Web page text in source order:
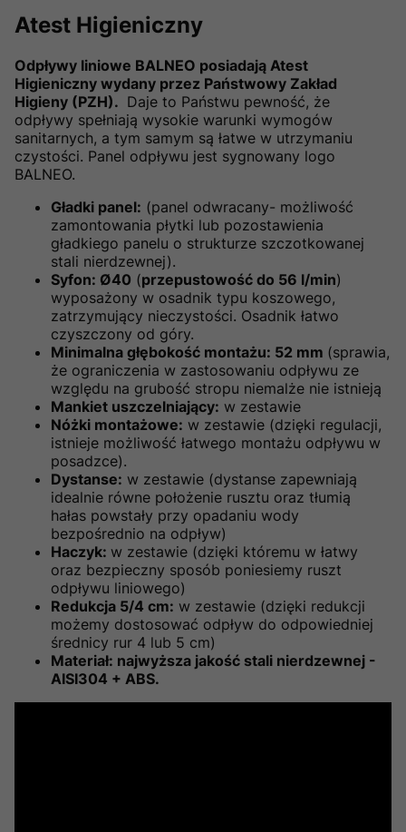
Atest Higieniczny
Odpływy liniowe BALNEO posiadają Atest
Higieniczny wydany przez Państwowy Zakład
Higieny (PZH). Daje to Państwu pewność, że
odpływy spełniają wysokie warunki wymogów
sanitarnych, a tym samym są łatwe w utrzymaniu
czystości. Panel odpływu jest sygnowany logo
BALNEO.
Gładki panel: (panel odwracany- możliwość
zamontowania płytki lub pozostawienia
gładkiego panelu o strukturze szczotkowanej
stali nierdzewnej).
Syfon: Ø40 (przepustowość do 56 l/min)
wyposażony w osadnik typu koszowego,
zatrzymujący nieczystości. Osadnik łatwo
czyszczony od góry.
Minimalna głębokość montażu: 52 mm (sprawia,
że ograniczenia w zastosowaniu odpływu ze
względu na grubość stropu niemalże nie istnieją
Mankiet uszczelniający: w zestawie
Nóżki montażowe: w zestawie (dzięki regulacji,
istnieje możliwość łatwego montażu odpływu w
posadzce).
Dystanse: w zestawie (dystanse zapewniają
idealnie równe położenie rusztu oraz tłumią
hałas powstały przy opadaniu wody
bezpośrednio na odpływ)
Haczyk: w zestawie (dzięki któremu w łatwy
oraz bezpieczny sposób poniesiemy ruszt
odpływu liniowego)
Redukcja 5/4 cm: w zestawie (dzięki redukcji
możemy dostosować odpływ do odpowiedniej
średnicy rur 4 lub 5 cm)
Materiał: najwyższa jakość stali nierdzewnej -
AISI304 + ABS.